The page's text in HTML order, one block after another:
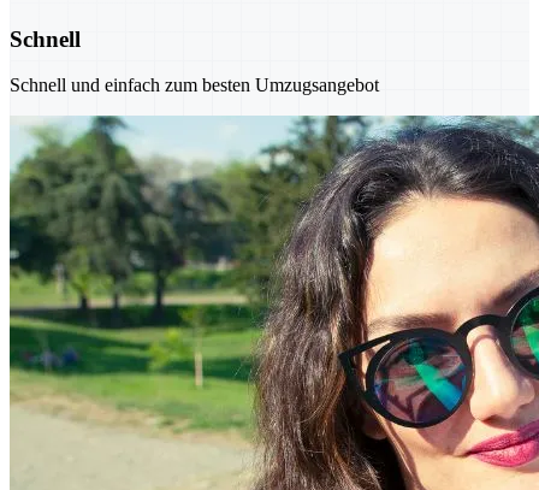
Schnell
Schnell und einfach zum besten Umzugsangebot